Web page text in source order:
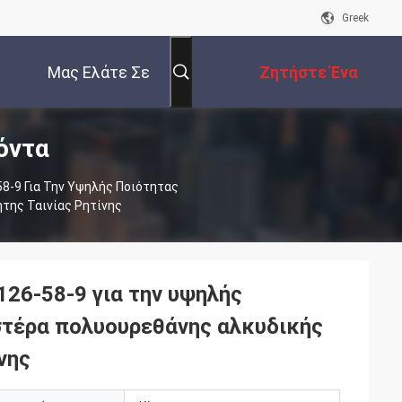
Greek
Μας Ελάτε Σε Ζητήστε Ένα
Απόσπασμα
9 Για Την Υψηλής Ποιότητας
Ταινίας Ρητίνης
58-9 για την υψηλής
πολυουρεθάνης αλκυδικής